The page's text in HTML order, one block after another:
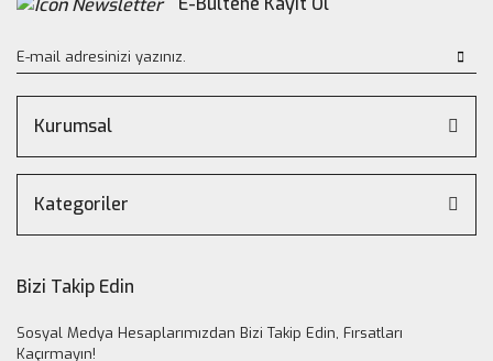
Kurumsal
Kategoriler
Bizi Takip Edin
Sosyal Medya Hesaplarımızdan Bizi Takip Edin, Fırsatları
Kaçırmayın!